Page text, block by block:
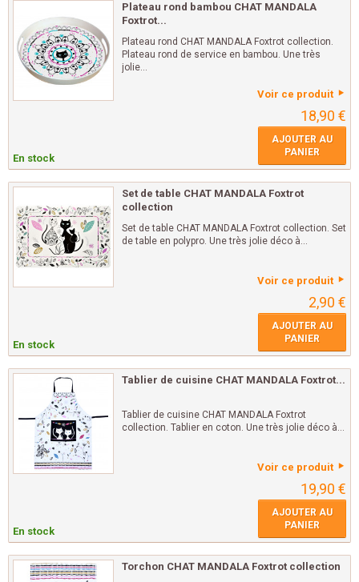
Plateau rond bambou CHAT MANDALA
Foxtrot...
Plateau rond CHAT MANDALA Foxtrot collection.
Plateau rond de service en bambou. Une très
jolie...
Voir ce produit
18,90 €
En stock
AJOUTER AU
PANIER
Set de table CHAT MANDALA Foxtrot
collection
Set de table CHAT MANDALA Foxtrot collection. Set
de table en polypro. Une très jolie déco à...
Voir ce produit
2,90 €
En stock
AJOUTER AU
PANIER
Tablier de cuisine CHAT MANDALA Foxtrot...
Tablier de cuisine CHAT MANDALA Foxtrot
collection. Tablier en coton. Une très jolie déco à...
Voir ce produit
19,90 €
En stock
AJOUTER AU
PANIER
Torchon CHAT MANDALA Foxtrot collection